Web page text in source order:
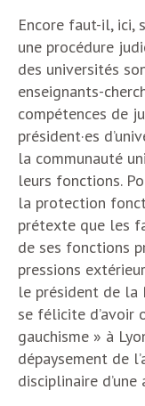
Encore faut-il, ici,
une procédure
des universités
enseignants-
compétences de
président·es
la communauté
leurs fonctions.
la protection
prétexte que les
de ses fonctions
pressions
le président de la
se félicite d’avoir
gauchisme » à
dépaysement de
disciplinaire